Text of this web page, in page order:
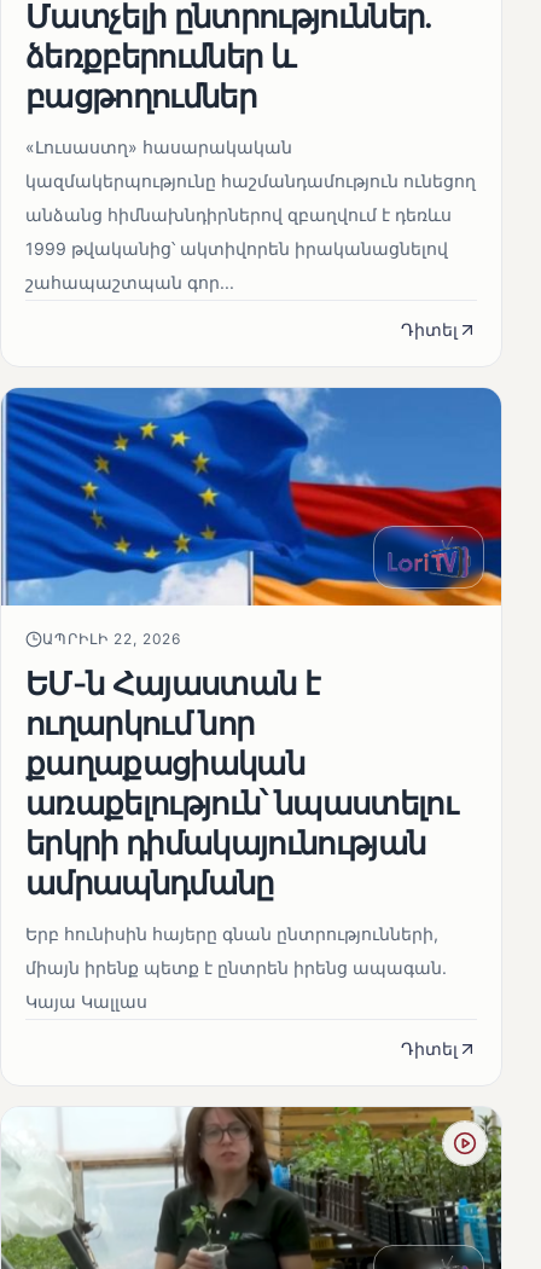
Մատչելի ընտրություններ.
ձեռքբերումներ և
բացթողումներ
«Լուսաստղ» հասարակական
կազմակերպությունը հաշմանդամություն ունեցող
անձանց հիմնախնդիրներով զբաղվում է դեռևս
1999 թվականից՝ ակտիվորեն իրականացնելով
շահապաշտպան գոր...
Դիտել
ԱՊՐԻԼԻ 22, 2026
ԵՄ-ն Հայաստան է
ուղարկում նոր
քաղաքացիական
առաքելություն՝ նպաստելու
երկրի դիմակայունության
ամրապնդմանը
Երբ հունիսին հայերը գնան ընտրությունների,
միայն իրենք պետք է ընտրեն իրենց ապագան.
Կայա Կալլաս
Դիտել